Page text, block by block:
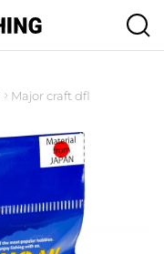
Major craft dfl